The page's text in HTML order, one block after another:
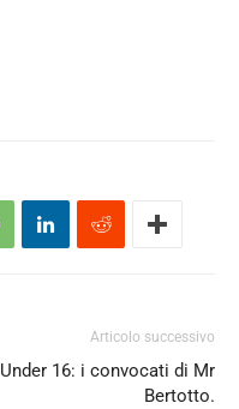
Articolo successivo
Under 16: i convocati di Mr
Bertotto.